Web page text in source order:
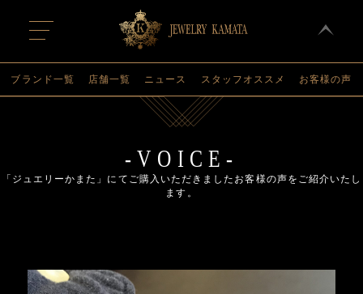
t
o
g
l
n
i
ブランド一覧 店舗一覧 ニュース スタッフオススメ お客様の声
-VOICE-
「ジュエリーかまた」にてご購入いただきましたお客様の声をご紹介いたし
ます。